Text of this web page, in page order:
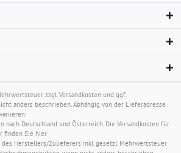
zzgl.Versandkosten und ggf.
anders beschrieben. Abhängig von der Lieferadresse
nach Deutschland und Österreich. Die Versandkosten für
finden Sie hier
des Herstellers/Zulieferers inkl. gesetzl. Mehrwertsteuer